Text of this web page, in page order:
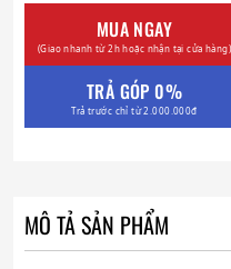
MUA NGAY
(Giao nhanh từ 2h hoặc nhận tại cửa hàng)
TRẢ GÓP 0%
Trả trước chỉ từ 2.000.000đ
MÔ TẢ SẢN PHẨM